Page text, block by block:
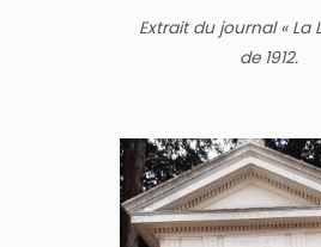
Extrait du journal « La
de 1912.